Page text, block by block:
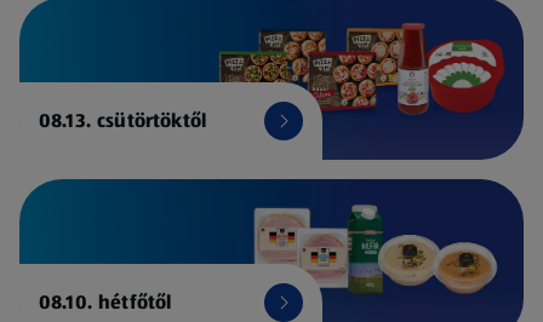
08.13. csütörtöktől
08.10. hétfőtől